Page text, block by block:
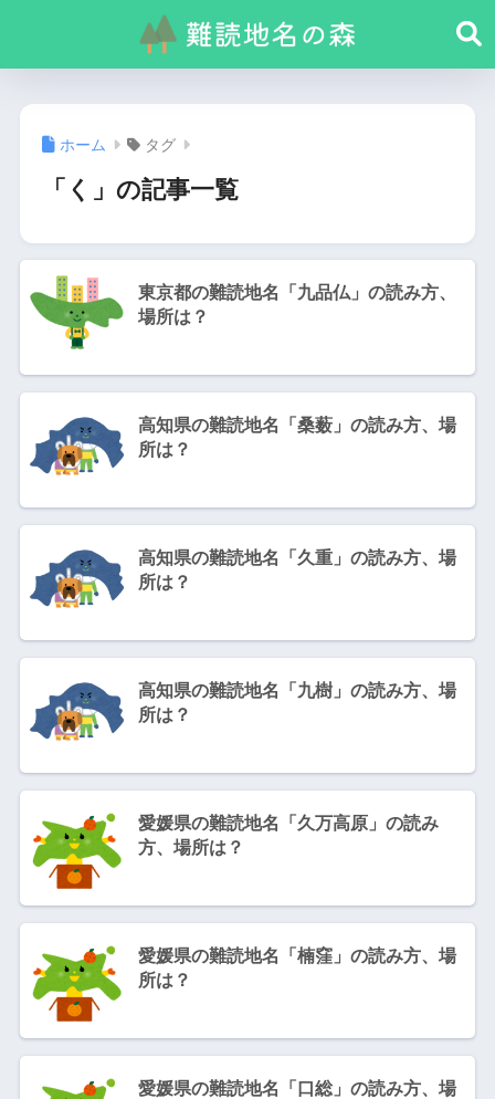
ホーム タグ
「く」の記事一覧
東京都の難読地名「九品仏」の読み方、
場所は？
高知県の難読地名「桑薮」の読み方、場
所は？
高知県の難読地名「久重」の読み方、場
所は？
高知県の難読地名「九樹」の読み方、場
所は？
愛媛県の難読地名「久万高原」の読み
方、場所は？
愛媛県の難読地名「楠窪」の読み方、場
所は？
愛媛県の難読地名「口総」の読み方、場